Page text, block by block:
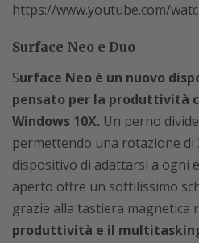
https://www.youtube.com/
Surface Neo e Duo
Surface Neo è un nuovo
pensato per la produttività
Windows 10X. Un perno divide
permettendo una rotazione di
dispositivo di adattarsi a ogni
aperto offre un sottilissimo
grazie alla tastiera magnetica
produttività e il